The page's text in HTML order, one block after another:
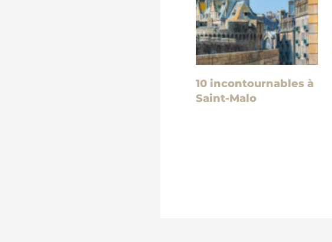
10 incontournables à
Saint-Malo